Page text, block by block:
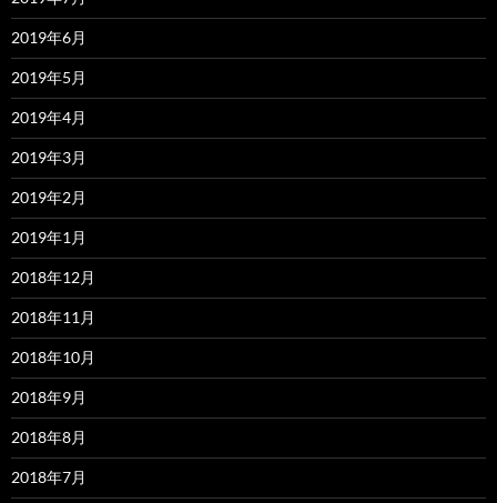
2019年6月
2019年5月
2019年4月
2019年3月
2019年2月
2019年1月
2018年12月
2018年11月
2018年10月
2018年9月
2018年8月
2018年7月